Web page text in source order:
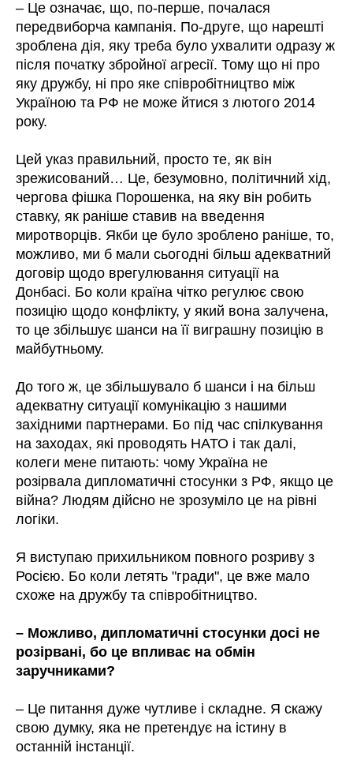
– Це означає, що, по-перше, почалася
передвиборча кампанія. По-друге, що нарешті
зроблена дія, яку треба було ухвалити одразу ж
після початку збройної агресії. Тому що ні про
яку дружбу, ні про яке співробітництво між
Україною та РФ не може йтися з лютого 2014
року.
Цей указ правильний, просто те, як він
зрежисований… Це, безумовно, політичний хід,
чергова фішка Порошенка, на яку він робить
ставку, як раніше ставив на введення
миротворців. Якби це було зроблено раніше, то,
можливо, ми б мали сьогодні більш адекватний
договір щодо врегулювання ситуації на
Донбасі. Бо коли країна чітко регулює свою
позицію щодо конфлікту, у який вона залучена,
то це збільшує шанси на її виграшну позицію в
майбутньому.
До того ж, це збільшувало б шанси і на більш
адекватну ситуації комунікацію з нашими
західними партнерами. Бо під час спілкування
на заходах, які проводять НАТО і так далі,
колеги мене питають: чому Україна не
розірвала дипломатичні стосунки з РФ, якщо це
війна? Людям дійсно не зрозуміло це на рівні
логіки.
Я виступаю прихильником повного розриву з
Росією. Бо коли летять "гради", це вже мало
схоже на дружбу та співробітництво.
– Можливо, дипломатичні стосунки досі не
розірвані, бо це впливає на обмін
заручниками?
– Це питання дуже чутливе і складне. Я скажу
свою думку, яка не претендує на істину в
останній інстанції.